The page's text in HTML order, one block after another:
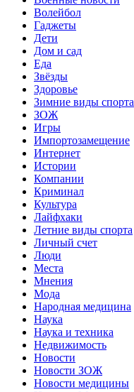
Волейбол
Гаджеты
Дети
Дом и сад
Еда
Звёзды
Здоровье
Зимние виды спорта
ЗОЖ
Игры
Импортозамещение
Интернет
Истории
Компании
Криминал
Культура
Лайфхаки
Летние виды спорта
Личный счет
Люди
Места
Мнения
Мода
Народная медицина
Наука
Наука и техника
Недвижимость
Новости
Новости ЗОЖ
Новости медицины